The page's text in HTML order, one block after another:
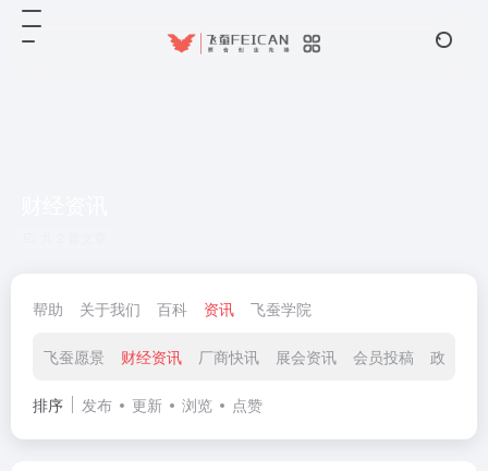
帮助 关于我们 百科 资讯 飞蚕学院
飞蚕愿景 财经资讯 厂商快讯 展会资讯 会员投稿 政策导
排序 发布 更新 浏览 点赞